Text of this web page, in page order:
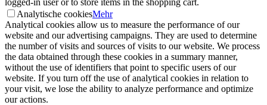
Analytische cookiesMehr
Analytical cookies allow us to measure the performance of our
website and our advertising campaigns. They are used to determine
the number of visits and sources of visits to our website. We process
the data obtained through these cookies in a summary manner,
without the use of identifiers that point to specific users of our
website. If you turn off the use of analytical cookies in relation to
your visit, we lose the ability to analyze performance and optimize
our actions.